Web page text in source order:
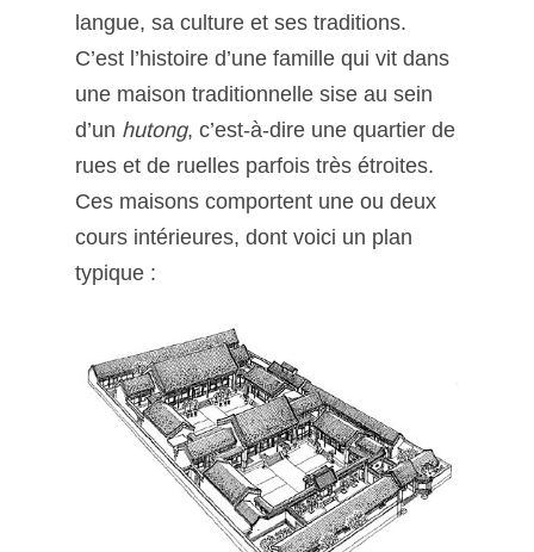
langue, sa culture et ses traditions.
C’est l’histoire d’une famille qui vit dans
une maison traditionnelle sise au sein
d’un hutong, c’est-à-dire une quartier de
rues et de ruelles parfois très étroites.
Ces maisons comportent une ou deux
cours intérieures, dont voici un plan
typique :